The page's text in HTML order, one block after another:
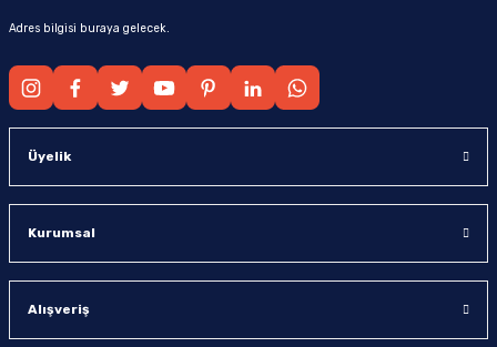
Adres bilgisi buraya gelecek.
Üyelik
Kurumsal
Alışveriş